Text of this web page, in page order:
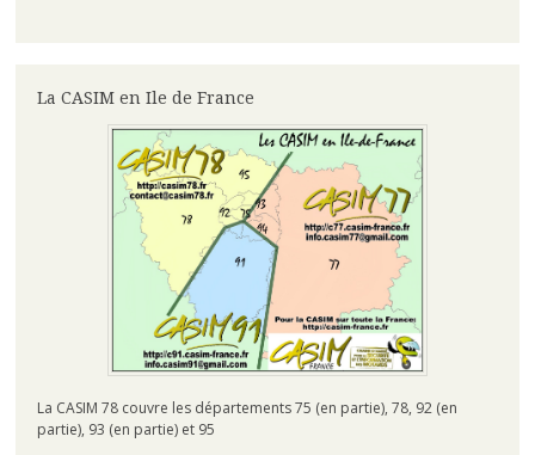
La CASIM en Ile de France
La CASIM 78 couvre les départements 75 (en partie), 78, 92 (en
partie), 93 (en partie) et 95